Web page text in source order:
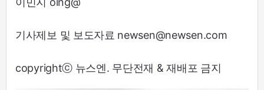
기사제보 및 보도자료 newsen@newsen.com
copyrightⓒ 뉴스엔. 무단전재 & 재배포 금지